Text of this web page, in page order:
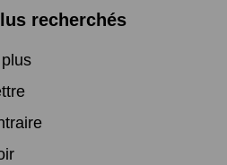
recherchés